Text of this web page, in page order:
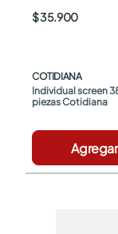
$ 35.900
COTIDIANA
Individual screen
piezas Cotidiana
Agregar